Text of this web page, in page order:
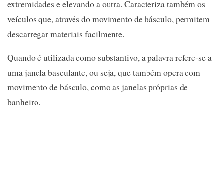
extremidades e elevando a outra. Caracteriza também os
veículos que, através do movimento de básculo, permitem
descarregar materiais facilmente.
Quando é utilizada como substantivo, a palavra refere-se a
uma janela basculante, ou seja, que também opera com
movimento de básculo, como as janelas próprias de
banheiro.